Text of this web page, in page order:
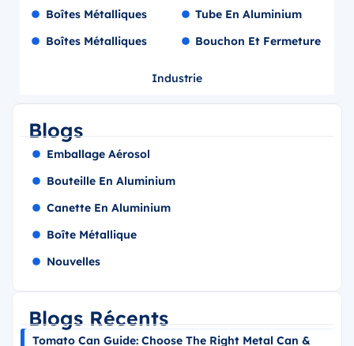
Industrie
Boîtes Métalliques
Boîtes Métalliques
Tube En Aluminium
Bouchon Et Fermeture
Blogs
Emballage Aérosol
Bouteille En Aluminium
Canette En Aluminium
Boîte Métallique
Nouvelles
Blogs Récents
Tomato Can Guide: Choose The Right Metal Can &